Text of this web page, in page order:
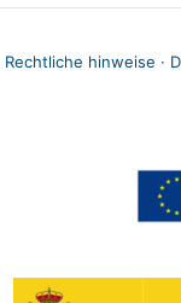
Rechtliche hinweise ·